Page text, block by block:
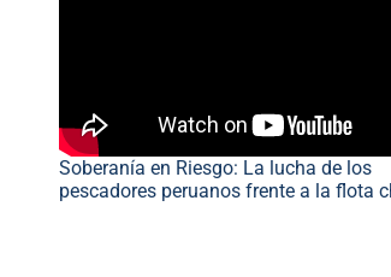
Soberanía en Riesgo: La lucha de los
pescadores peruanos frente a la flota